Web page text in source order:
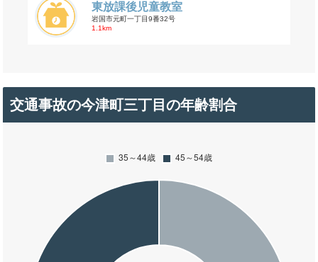
東放課後児童教室
岩国市元町一丁目9番32号
1.1km
交通事故の今津町三丁目の年齢割合